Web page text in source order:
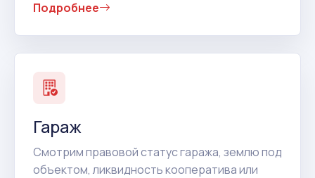
Подробнее
Гараж
Смотрим правовой статус гаража, землю под
объектом, ликвидность кооператива или